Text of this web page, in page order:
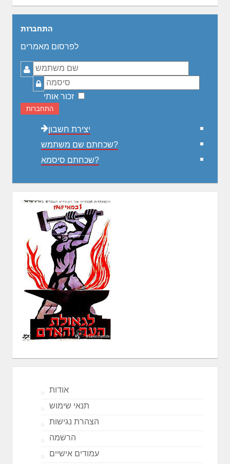
התחברות
לפרסום מאמרים
שם
משתמש
סיסמה
זכור אותי
התחברות
יצירת חשבון
שכחתם שם משתמש?
שכחתם סיסמא?
אודות
תנאי שימוש
הצהרת נגישות
הרשמה
עמודים אישיים